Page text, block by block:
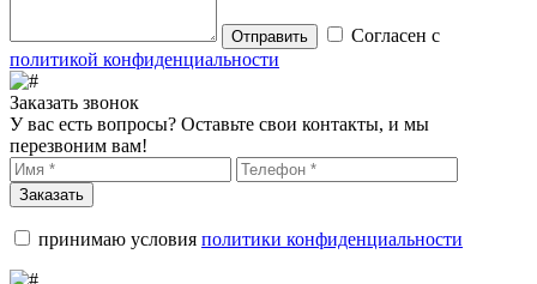
Отправить
Согласен с
политикой конфиденциальности
Заказать звонок
У вас есть вопросы? Оставьте свои контакты, и мы
перезвоним вам!
Заказать
принимаю условия политики конфиденциальности